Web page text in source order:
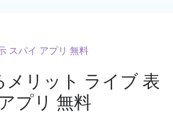
スパイ アプリ 無料
リット ライブ 表
プリ 無料